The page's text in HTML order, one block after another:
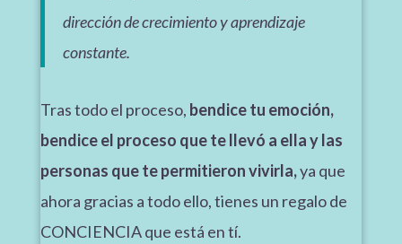
dirección de crecimiento y aprendizaje
constante.
Tras todo el proceso, bendice tu emoción,
bendice el proceso que te llevó a ella y las
personas que te permitieron vivirla,ya que
ahora gracias a todo ello, tienes un regalo de
CONCIENCIA que está en tí.